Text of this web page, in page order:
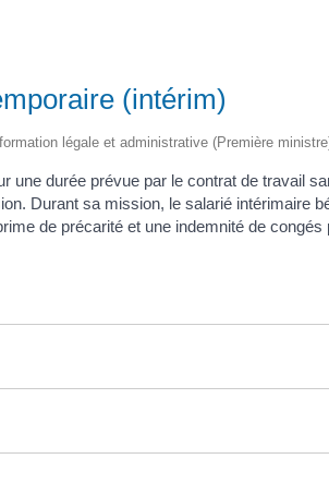
(intérim)
légale et administrative (Première
une durée prévue par le contrat de travail
Durant sa mission, le salarié intérimaire
de précarité et une indemnité de